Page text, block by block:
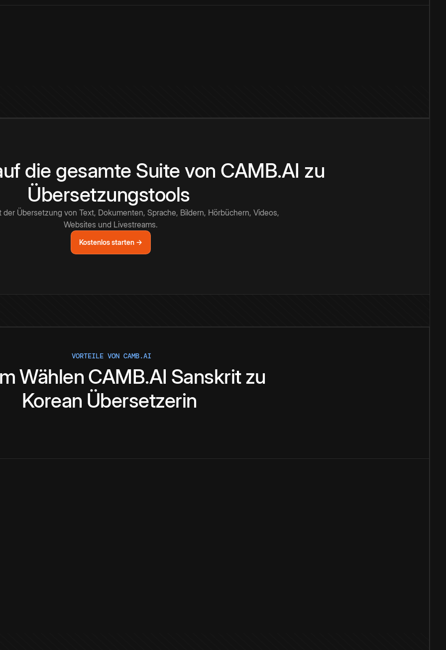
die gesamte Suite von CAMB.AI zu
Übersetzungstools
der Übersetzung von Text, Dokumenten, Sprache, Bildern, Hörbüchern, Videos,
Websites und Livestreams.
Kostenlos starten →
VORTEILE VON CAMB.AI
Wählen CAMB.AI Sanskritzu
Korean Übersetzerin